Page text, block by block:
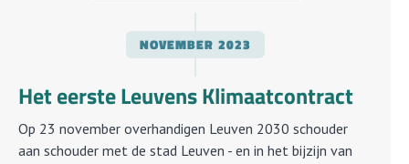
NOVEMBER 2023
Het eerste Leuvens Klimaatcontract
Op 23 november overhandigen Leuven 2030 schouder
aan schouder met de stad Leuven - en in het bijzijn van